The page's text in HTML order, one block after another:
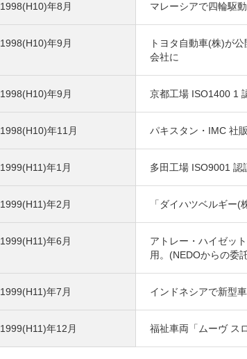
1998(H10)年8月 マレーシアで四輪駆
1998(H10)年9月
トヨタ自動車(株)が
会社に
1998(H10)年9月 京都工場 ISO1400 1
1998(H10)年11月 パキスタン・IMC 社
1999(H11)年1月 多田工場 ISO9001 認
1999(H11)年2月 「ダイハツベルギー(
1999(H11)年6月
アトレー・ハイゼッ
用。(NEDOからの委
1999(H11)年7月 インドネシアで新型
1999(H11)年12月 福祉車両「ムーヴ ス